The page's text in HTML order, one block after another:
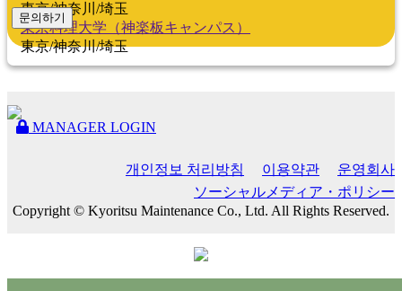
東京/神奈川/埼玉
東京料理大学（神楽板キャンパス）
東京/神奈川/埼玉
문의하기
MANAGER LOGIN
개인정보 처리방침 이용약관
운영회사
ソーシャルメディア・ポリシー
Copyright © Kyoritsu Maintenance Co., Ltd. All Rights Reserved.